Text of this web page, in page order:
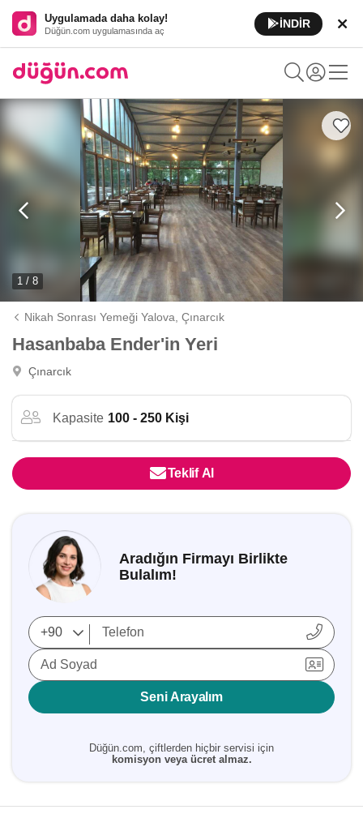
Uygulamada daha kolay!
Düğün.com uygulamasında aç
İNDİR
1 / 8
Nikah Sonrası Yemeği Yalova,Çınarcık
Hasanbaba Ender'in Yeri
Çınarcık
Kapasite 100 - 250 Kişi
Teklif Al
Aradığın Firmayı Birlikte
Bulalım!
Ad Soyad
Seni Arayalım
Düğün.com, çiftlerden hiçbir servisi için
komisyon veya ücret almaz.